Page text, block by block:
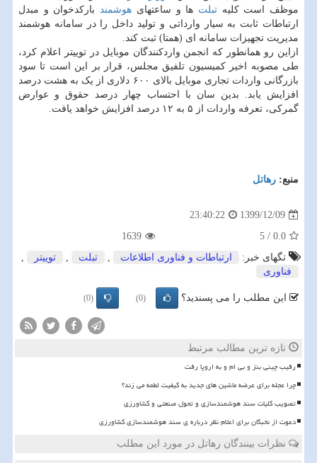
موظف است کلیهتبلت ها و ساعتهای هوشمند
بارکدخوان و مبدل
ارتباطات ثابت به سیار وارداتی و تولید داخل را در سامانه هوشمند
مدیریت تجهیزات سامانه ای (همتا) ثبت کند.
ازاین رو همانطور که انجمن واردکنندگان موبایل در توییتر اعلام کرد،
طی مصوبه اخیر کمیسیون تلفیق مجلس، قرار بر این است تا سود
بازرگانی واردات تجاری موبایل بالای ۶۰۰ دلاری از یک به هشت درصد
افزایش یابد. بدین سان با احتساب چهار درصد حقوق و عوارض
گمرکی، تعرفه واردات از ۵ به ۱۲ درصد افزایش خواهد یافت.
منبع: رهاتل
1399/12/09
23:40:22
0.0
/
5
1639
تگهای خبر:
ارتباطات و فناوری اطلاعات , تبلت , توییتر
,
فناوری
این مطلب را می پسندید؟ (0)
(0)
تازه ترین مطالب مرتبط
رقیب چینی بنز و بی ام و به اروپا رفت
چرا عجله برای عرضه ماشین های جدید به کیفیت لطمه می زند؟
تصویب کلیات سند هوشمندسازی و تحول صنعتی و کشاورزی
دعوت از نخبگان برای اعلام نظر درباره ی سند هوشمندسازی کشاورزی
نظرات بینندگان رهاتل در مورد این مطلب